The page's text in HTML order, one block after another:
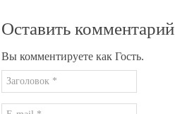
Оставить комментарий
Вы комментируете как Гость.